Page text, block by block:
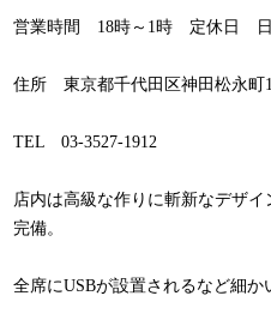
営業時間 18時～1時 定休日 日
住所 東京都千代田区神田松永町
TEL 03-3527-1912
店内は高級な作りに斬新なデザ
完備。
全席にUSBが設置されるなど細か